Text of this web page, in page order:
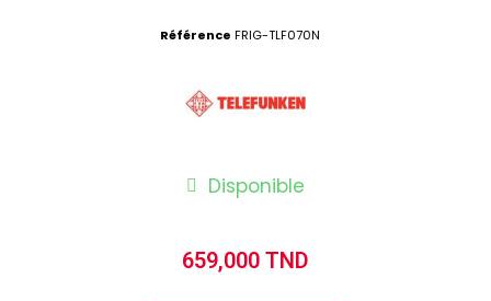
Référence FRIG-TLF070N
Disponible
659,000 TND